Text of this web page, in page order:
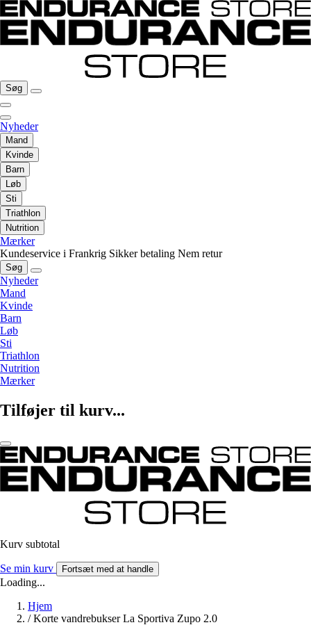
Søg
Nyheder
Mand
Kvinde
Barn
Løb
Sti
Triathlon
Nutrition
Mærker
Kundeservice i Frankrig Sikker betaling Nem retur
Søg
Nyheder
Mand
Kvinde
Barn
Løb
Sti
Triathlon
Nutrition
Mærker
Tilføjer til kurv...
Kurv subtotal
Se min kurv Fortsæt med at handle
Loading...
Hjem
/ Korte vandrebukser La Sportiva Zupo 2.0